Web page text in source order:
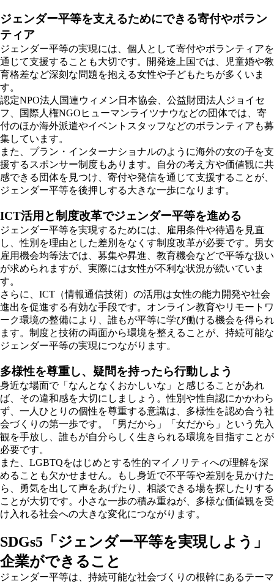
ジェンダー平等を支えるためにできる寄付やボラン
ティア
ジェンダー平等の実現には、個人として寄付やボランティアを
通じて支援することも大切です。開発途上国では、児童婚や教
育格差など深刻な問題を抱える女性や子どもたちが多くいま
す。
認定NPO法人国連ウィメン日本協会、公益財団法人ジョイセ
フ、国際人権NGOヒューマンライツナウなどの団体では、寄
付のほか海外派遣やイベントスタッフなどのボランティアも募
集しています。
また、プラン・インターナショナルのように海外の女の子を支
援するスポンサー制度もあります。自分の考え方や価値観に共
感できる団体を見つけ、寄付や発信を通じて支援することが、
ジェンダー平等を後押しする大きな一歩になります。
ICT活用と制度改革でジェンダー平等を進める
ジェンダー平等を実現するためには、雇用条件や待遇を見直
し、性別を理由とした差別をなくす制度改革が必要です。男女
雇用機会均等法では、募集や昇進、教育機会などで平等な扱い
が求められますが、実際には女性が不利な状況が続いていま
す。
さらに、ICT（情報通信技術）の活用は女性の能力開発や社会
進出を促進する有効な手段です。オンライン教育やリモートワ
ーク環境の整備により、誰もが平等に学び働ける機会を得られ
ます。制度と技術の両面から環境を整えることが、持続可能な
ジェンダー平等の実現につながります。
多様性を尊重し、疑問を持ったら行動しよう
身近な場面で「なんとなくおかしいな」と感じることがあれ
ば、その違和感を大切にしましょう。性別や性自認にかかわら
ず、一人ひとりの個性を尊重する意識は、多様性を認め合う社
会づくりの第一歩です。「男だから」「女だから」という先入
観を手放し、誰もが自分らしく生きられる環境を目指すことが
必要です。
また、LGBTQをはじめとする性的マイノリティへの理解を深
めることも欠かせません。もし身近で不平等や差別を見かけた
ら、勇気を出して声をあげたり、相談できる場を探したりする
ことが大切です。小さな一歩の積み重ねが、多様な価値観を受
け入れる社会への大きな変化につながります。
SDGs5「ジェンダー平等を実現しよう」
企業ができること
ジェンダー平等は、持続可能な社会づくりの根幹にあるテーマ